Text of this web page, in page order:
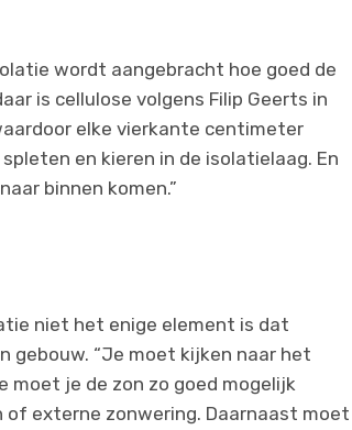
wordt aangebracht hoe goed de
is cellulose volgens Filip Geerts in
elke vierkante centimeter
en kieren in de isolatielaag. En
binnen komen.”
niet het enige element is dat
gebouw. “Je moet kijken naar het
je de zon zo goed mogelijk
externe zonwering. Daarnaast moet